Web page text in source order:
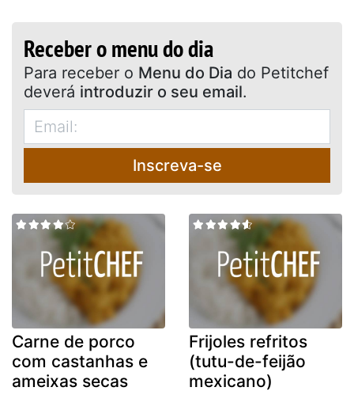
Receber o menu do dia
Para receber o Menu do Dia do Petitchef
deverá introduzir o seu email.
Inscreva-se
Carne de porco
com castanhas e
ameixas secas
Frijoles refritos
(tutu-de-feijão
mexicano)